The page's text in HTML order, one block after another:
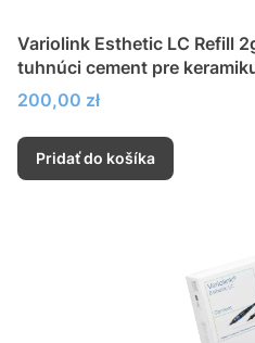
Variolink Esthetic LC Refill
tuhnúci cement pre
Cena
200,00 zł
Pridať do košíka